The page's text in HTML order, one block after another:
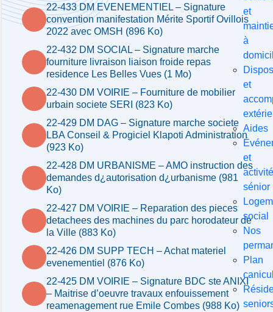
et
à
et
Aides
et
sénior
social
Nos
Plan
22-433 DM EVENEMENTIEL – Signature
convention manifestation Mérite Sportif Ovillois
2022 avec OMSH (896 Ko)
22-432 DM SOCIAL – Signature marche
fourniture livraison liaison froide repas
residence Les Belles Vues (1 Mo)
22-430 DM VOIRIE – Fourniture de mobilier
urbain societe SERI (823 Ko)
22-429 DM DAG – Signature marche societe
LBA Conseil & Progiciel Klapoti Administration
(923 Ko)
22-428 DM URBANISME – AMO instruction des
demandes d¿autorisation d¿urbanisme (981
Ko)
22-427 DM VOIRIE – Reparation des pieces
detachees des machines du parc horodateur de
la Ville (883 Ko)
22-426 DM SUPP TECH – Achat materiel
evenementiel (876 Ko)
22-425 DM VOIRIE – Signature BDC ste ANIXI
– Maitrise d’oeuvre travaux enfouissement
reamenagement rue Emile Combes (988 Ko)